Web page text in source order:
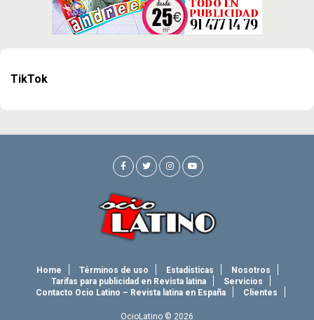
TikTok
Home Términos de uso Estadísticas
Nosotros
Tarifas para publicidad en Revista latina
Servicios
Contacto Ocio Latino – Revista latina en España
Clientes
OcioLatino © 2026